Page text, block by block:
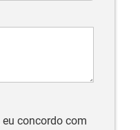
concordo com